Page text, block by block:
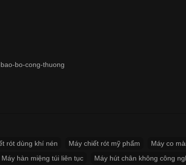
rót dùng khí nén Máy chiết rót mỹ phẩm
Máy co
Máy hàn miệng túi liên tục Máy hút chân không công